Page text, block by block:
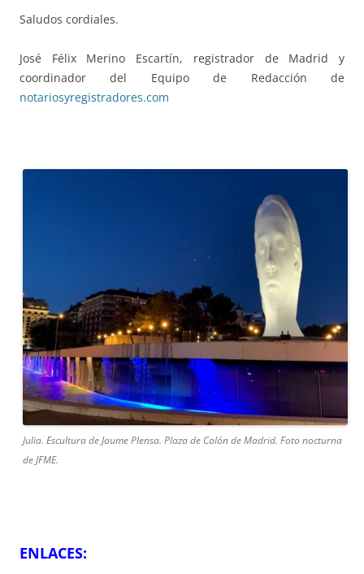
Saludos cordiales.
José Félix Merino Escartín, registrador de Madrid y
coordinador del Equipo de Redacción de
notariosyregistradores.com
Julia. Escultura de Jaume Plensa. Plaza de Colón de Madrid. Foto nocturna
de JFME.
ENLACES: